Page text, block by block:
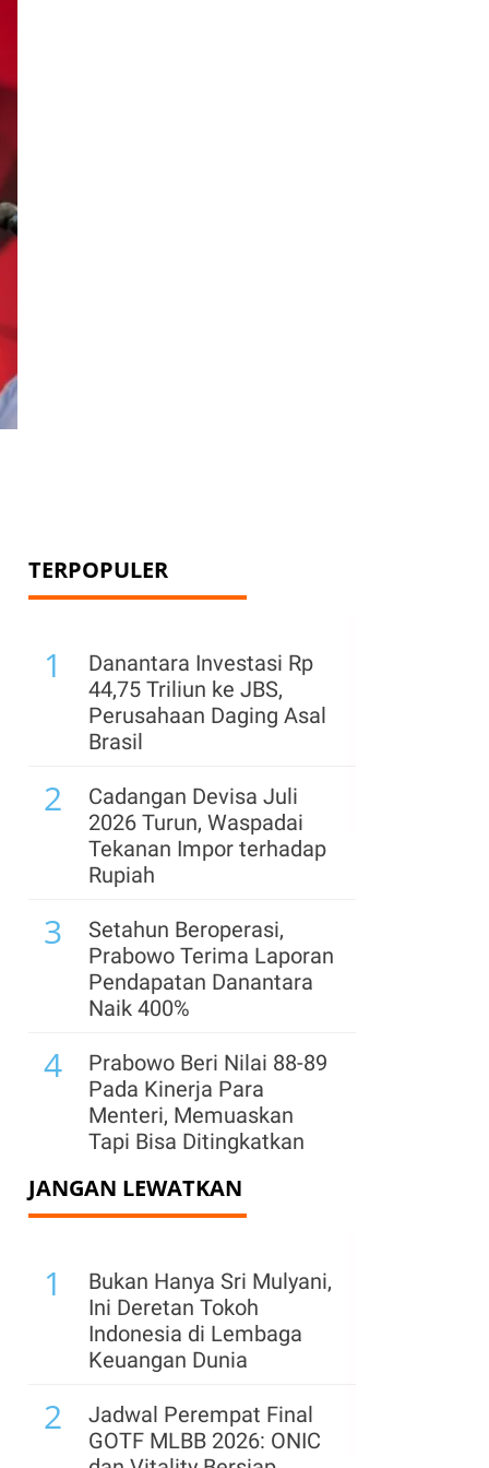
TERPOPULER
1
Danantara Investasi Rp
44,75 Triliun ke JBS,
Perusahaan Daging Asal
Brasil
2
Cadangan Devisa Juli
2026 Turun, Waspadai
Tekanan Impor terhadap
Rupiah
3
Setahun Beroperasi,
Prabowo Terima Laporan
Pendapatan Danantara
Naik 400%
4
Prabowo Beri Nilai 88-89
Pada Kinerja Para
Menteri, Memuaskan
Tapi Bisa Ditingkatkan
5
Prabowo: Pemerintah
Pusat Siap Ambil Alih
Keluhan Rakyat
Surpres Calon Gubernur
BI Masih Digodok
Presiden, Destry
Damayanti Calon Kuat?
Prabowo: Indonesia
JANGAN LEWATKAN
1
Bukan Hanya Sri Mulyani,
Ini Deretan Tokoh
Indonesia di Lembaga
Keuangan Dunia
2
Jadwal Perempat Final
GOTF MLBB 2026: ONIC